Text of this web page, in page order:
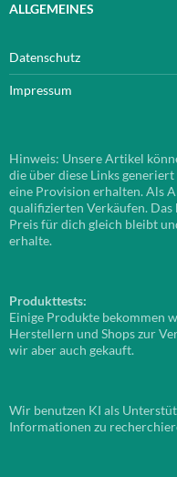
ALLGEMEINES
Datenschutz
Impressum
Hinweis: Unsere Artikel
die über diese Links
eine Provision erhalten. Als
qualifizierten Verkäufen. Das
Preis für dich gleich bleibt
erhalte.
Produkttests:
Einige Produkte bekommen
Herstellern und Shops zur
wir aber auch gekauft.
Wir benutzen KI als
Informationen zu